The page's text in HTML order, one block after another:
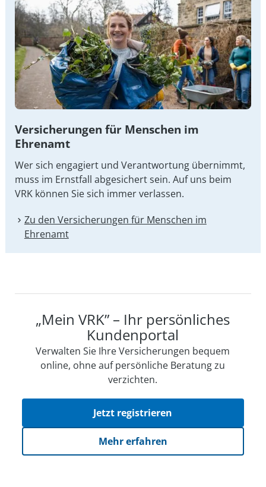
Versicherungen für Menschen im
Ehrenamt
Wer sich engagiert und Verantwortung übernimmt,
muss im Ernstfall abgesichert sein. Auf uns beim
VRK können Sie sich immer verlassen.
Zu den Versicherungen für Menschen im
Ehrenamt
„Mein VRK” – Ihr persönliches
Kundenportal
Verwalten Sie Ihre Versicherungen bequem
online, ohne auf persön­li­che Beratung zu
verzichten.
Jetzt registrieren
Mehr erfahren